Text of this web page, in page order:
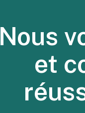
Nous
et